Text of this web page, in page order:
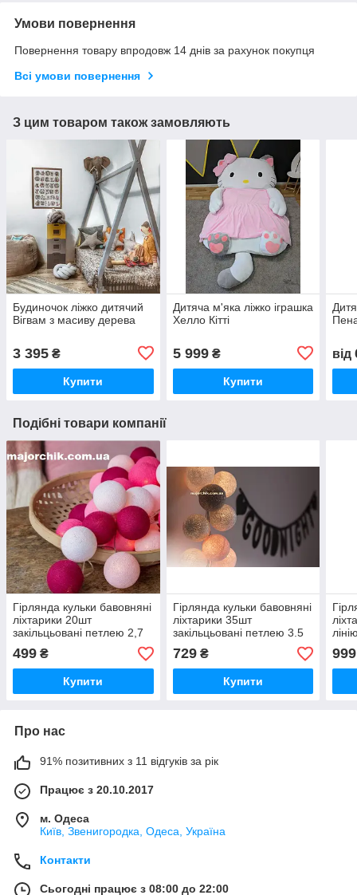
Умови повернення
Повернення товару впродовж 14 днів за рахунок покупця
Всі умови повернення
З цим товаром також замовляють
Будиночок ліжко дитячий
Вігвам з масиву дерева
3 395 ₴
Купити
Дитяча м'яка ліжко іграшка
Хелло Кітті
5 999₴
Купити
від
Подібні товари компанії
Гірлянда кульки бавовняні
ліхтарики 20шт
закільцьовані петлею 2,7
м від мережі
499 ₴
Купити
Гірлянда кульки бавовняні
ліхтарики 35шт
закільцьовані петлею 3.5
м від мережі
729₴
Купити
999
Про нас
91% позитивних з 11 відгуків за рік
Працює з 20.10.2017
м. Одеса
Київ, Звенигородка, Одеса, Україна
Контакти
Сьогодні працює з 08:00 до 22:00